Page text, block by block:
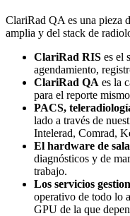
ClariRad QA es una pieza
amplia y del stack de
ClariRad RIS es el
agendamiento,
ClariRad QA es la
para el reporte
PACS,
lado a través de
Intelerad, Comrad,
El hardware de
diagnósticos y de
trabajo.
Los servicios
operativo de todo lo
GPU de la que